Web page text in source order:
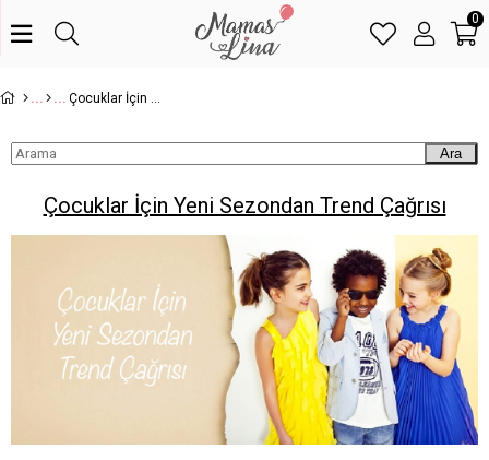
0
Çocuklar İçin Yeni Sezondan Trend Çağrısı
Ara
Çocuklar İçin Yeni Sezondan Trend Çağrısı